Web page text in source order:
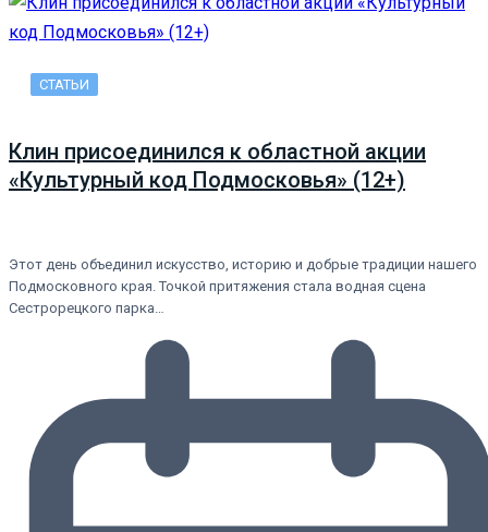
СТАТЬИ
Клин присоединился к областной акции
«Культурный код Подмосковья» (12+)
Этот день объединил искусство, историю и добрые традиции нашего
Подмосковного края. Точкой притяжения стала водная сцена
Сестрорецкого парка…